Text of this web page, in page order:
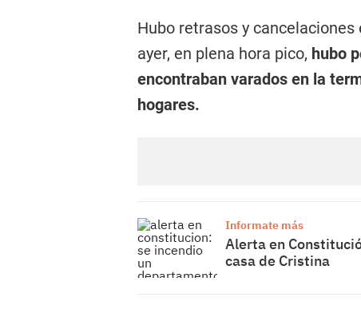
Hubo retrasos y
ayer, en plena hora pico, hubo
encontraban varados en la
hogares.
Informate más
Alerta en
casa de Cristina